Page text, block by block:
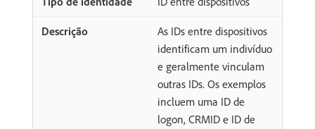
As IDs entre dispositivos
identificam um indivíduo
e geralmente vinculam
outras IDs. Os exemplos
incluem uma ID de
logon, CRMID e ID de